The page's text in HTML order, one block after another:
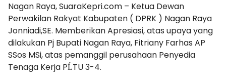
Nagan Raya, SuaraKepri.com – Ketua Dewan
Perwakilan Rakyat Kabupaten ( DPRK ) Nagan Raya
Jonniadi,SE. Memberikan Apresiasi, atas upaya yang
dilakukan Pj Bupati Nagan Raya, Fitriany Farhas AP
SSos MSi, atas pemanggil perusahaan Penyedia
Tenaga Kerja PĹTU 3-4.